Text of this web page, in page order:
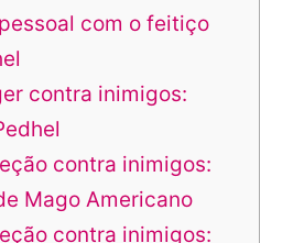
com o feitiço
contra inimigos:
contra inimigos:
Mago Americano
contra inimigos: